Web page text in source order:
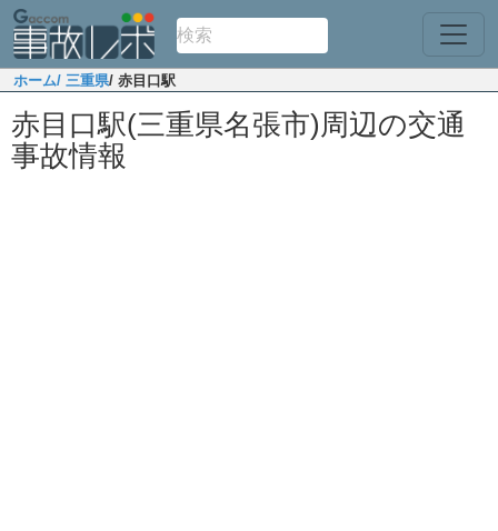
ホーム/ 三重県/ 赤目口駅
赤目口駅(三重県名張市)周辺の交通
事故情報